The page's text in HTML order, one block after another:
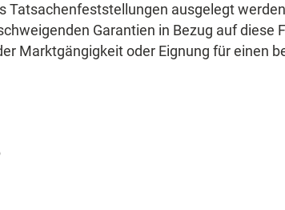
Tatsachenfeststellungen ausgelegt
Garantien in Bezug auf diese
Marktgängigkeit oder Eignung für einen